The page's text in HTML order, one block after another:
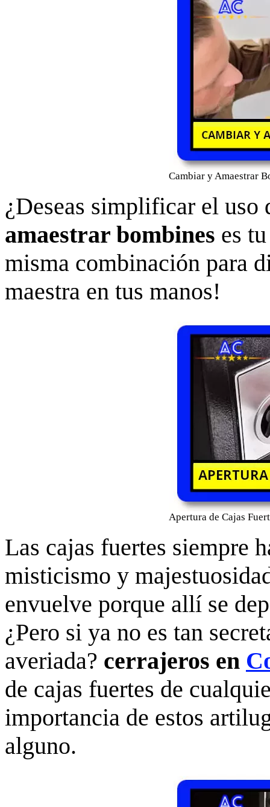
Cambiar y Amaestrar
¿Deseas simplificar el uso
amaestrar bombines es
misma combinación para
maestra en tus manos!
Apertura de Cajas
Las cajas fuertes siempre
misticismo y
envuelve porque allí se
¿Pero si ya no es tan
averiada? cerrajeros en
de cajas fuertes de
importancia de estos
alguno.